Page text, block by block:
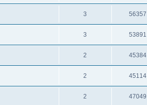
3 56357
3 53891
2 45384
2 45114
2 47049